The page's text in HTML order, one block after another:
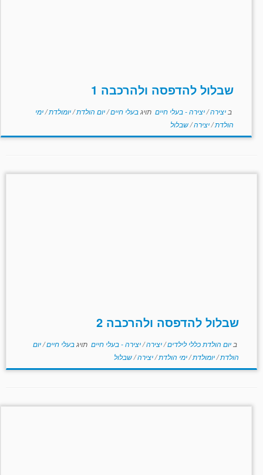
שבלול להדפסה ולהרכבה 1
ב יצירה/יצירה - בעלי חיים תויגבעלי חיים/יום הולדת/יומולדת/ימי
הולדת/יצירה/שבלול
שבלול להדפסה ולהרכבה 2
ב יום הולדת כללי לילדים/יצירה/יצירה - בעלי חיים תויגבעלי חיים/יום
הולדת/יומולדת/ימי הולדת/יצירה/שבלול